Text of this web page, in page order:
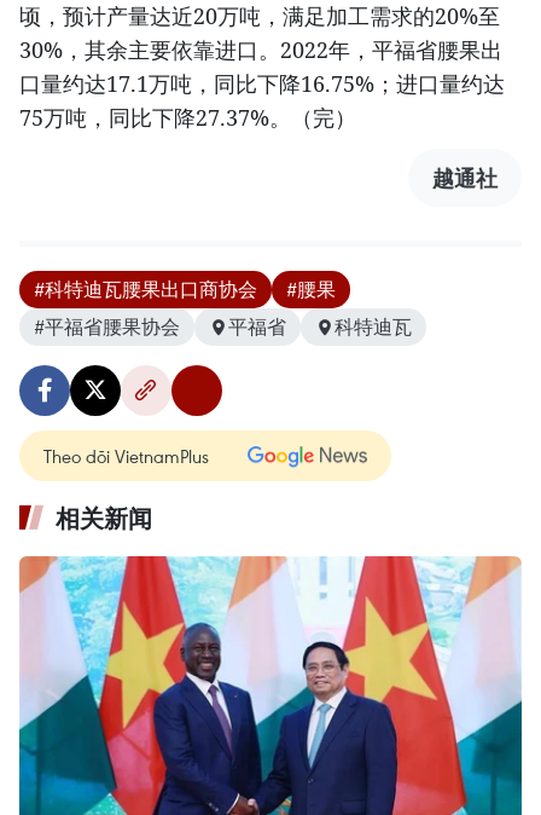
顷，预计产量达近20万吨，满足加工需求的20%至
30%，其余主要依靠进口。2022年，平福省腰果出
口量约达17.1万吨，同比下降16.75%；进口量约达
75万吨，同比下降27.37%。（完）
越通社
#科特迪瓦腰果出口商协会
#腰果
#平福省腰果协会
平福省 科特迪瓦
Theo dõi VietnamPlus
相关新闻